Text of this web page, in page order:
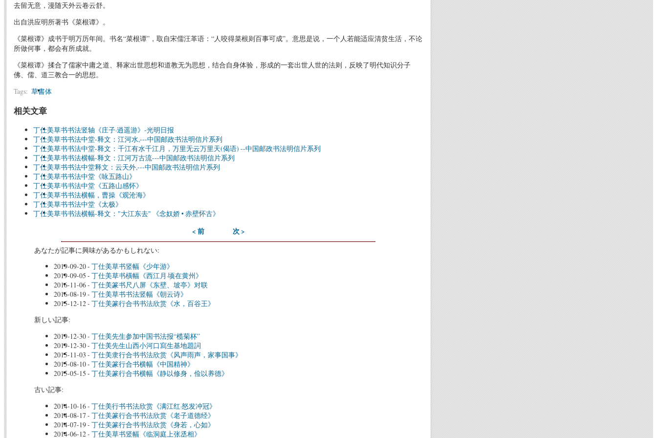
去留无意，漫随天外云卷云舒。
出自洪应明所著书《菜根谭》。
《菜根谭》成书于明万历年间。书名“菜根谭”，取自宋儒汪革语：“人咬得菜根则百事可成”。意思是说，一个人若能适应清贫生活，不论
所做何事，都会有所成就。
《菜根谭》揉合了儒家中庸之道、释家出世思想和道教无为思想，结合自身体验，形成的一套出世人世的法则，反映了明代知识分子
佛、儒、道三教合一的思想。
Tags: 草書体
相关文章
丁仕美草书书法竖轴《庄子·逍遥游》-光明日报
丁仕美草书书法中堂-释文：江河水,---中国邮政书法明信片系列
丁仕美草书书法中堂-释文：千江有水千江月，万里无云万里天(偈语) --中国邮政书法明信片系列
丁仕美草书书法横幅-释文：江河万古流---中国邮政书法明信片系列
丁仕美草书书法中堂释文：云天外,---中国邮政书法明信片系列
丁仕美草书书法中堂《咏五路山》
丁仕美草书书法中堂《五路山感怀》
丁仕美草书书法横幅，曹操《观沧海》
丁仕美草书书法中堂《太极》
丁仕美草书书法横幅-释文："大江东去" 《念奴娇 • 赤壁怀古》
< 前 次 >
あなたが記事に興味があるかもしれない:
2019-09-20- 丁仕美草书竖幅《少年游》
2019-09-05 - 丁仕美草书橫幅《西江月·顷在黄州》
2016-11-06- 丁仕美篆书尺八屏《东壁、坡亭》对联
2016-08-19- 丁仕美草书书法竖幅《朝云诗》
2015-12-12- 丁仕美篆行合书书法欣赏《水，百谷王》
新しい記事:
2019-12-30- 丁仕美先生参加中国书法报“榄菊杯”
2019-12-30- 丁仕美先生山西小河口寫生基地題詞
2015-11-03 - 丁仕美隶行合书书法欣赏《风声雨声，家事国事》
2015-08-10- 丁仕美篆行合书横幅《中国精神》
2015-05-15 - 丁仕美篆行合书横幅《静以修身，俭以养德》
古い記事:
2014-10-16- 丁仕美行书书法欣赏《满江红·怒发冲冠》
2014-08-17 - 丁仕美篆行合书书法欣赏《老子道德经》
2014-07-19- 丁仕美篆行合书书法欣赏《身若，心如》
2014-06-12- 丁仕美草书竖幅《临洞庭上张丞相》